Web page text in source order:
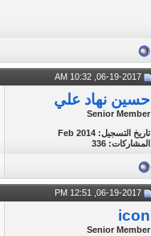
حسين نهاد علي
Senior Member
تاريخ التسجيل: Feb 2014
المشاركات: 336
icon
Senior Member